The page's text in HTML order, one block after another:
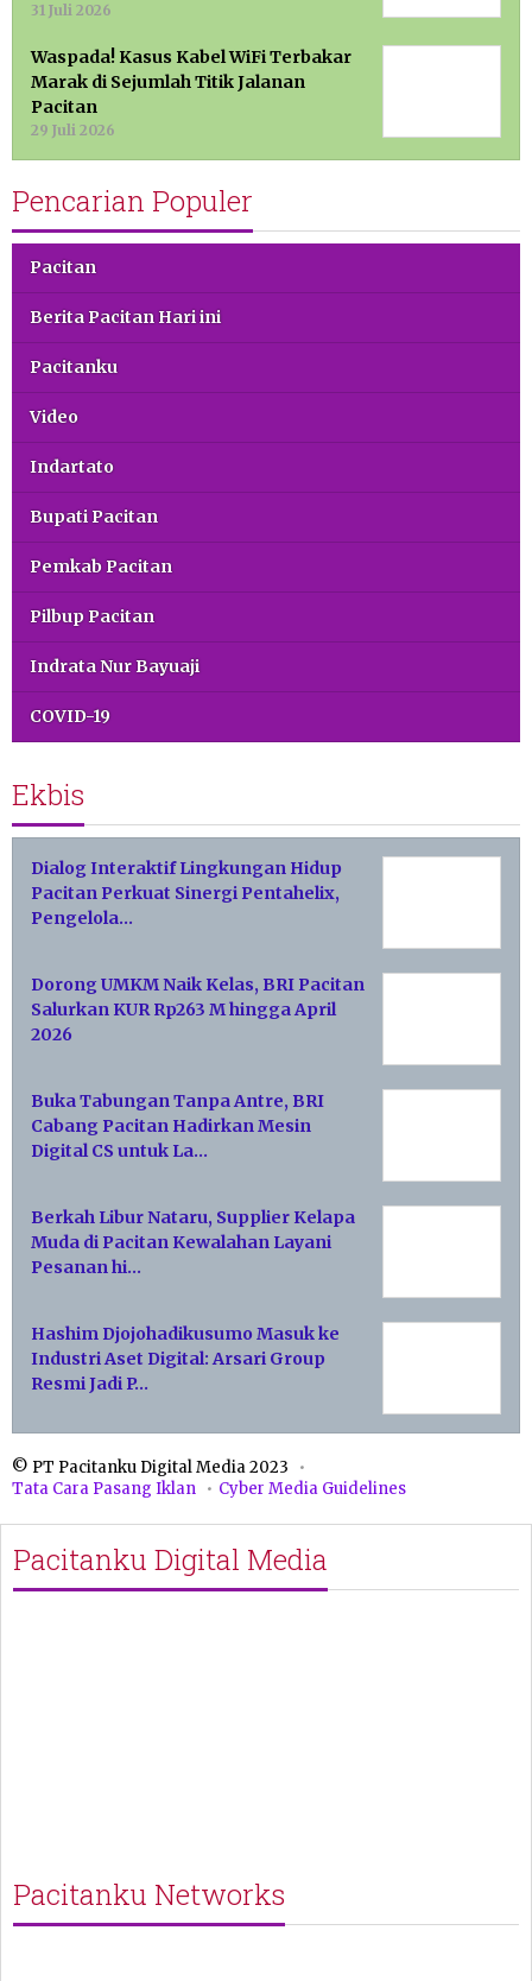
31 Juli 2026
Waspada! Kasus Kabel WiFi Terbakar
Marak di Sejumlah Titik Jalanan
Pacitan
29 Juli 2026
Pencarian Populer
Pacitan
Berita Pacitan Hari ini
Pacitanku
Video
Indartato
Bupati Pacitan
Pemkab Pacitan
Pilbup Pacitan
Indrata Nur Bayuaji
COVID-19
Ekbis
Dialog Interaktif Lingkungan Hidup
Pacitan Perkuat Sinergi Pentahelix,
Pengelola…
Dorong UMKM Naik Kelas, BRI Pacitan
Salurkan KUR Rp263 M hingga April
2026
Buka Tabungan Tanpa Antre, BRI
Cabang Pacitan Hadirkan Mesin
Digital CS untuk La…
Berkah Libur Nataru, Supplier Kelapa
Muda di Pacitan Kewalahan Layani
Pesanan hi…
Hashim Djojohadikusumo Masuk ke
Industri Aset Digital: Arsari Group
Resmi Jadi P…
© PT Pacitanku Digital Media 2023
Tata Cara Pasang Iklan
Cyber Media Guidelines
Pacitanku Digital Media
Pacitanku Networks